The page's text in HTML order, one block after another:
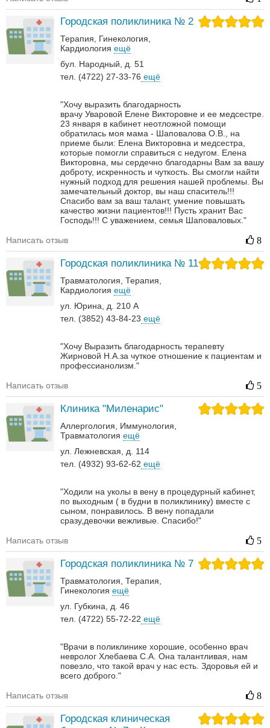
Городская поликлиника № 2
Терапия
Гинекология
Кардиология ещё
бул. Народный, д. 51
тел. (4722) 27-33-76 ещё
"Хочу выразить благодарность
врачу Уваровой Елене Викторовне и ее медсестре.
23 января в кабинет неотложной помощи
обратилась моя мама - Шаповалова О.В., на
приеме были: Елена Викторовна и медсестра,
которые помогли справиться с недугом. Елена
Викторовна, мы сердечно благодарны Вам за вашу
доброту, искренность и чуткость. Вы смогли найти
нужный подход для решения нашей проблемы. Вы
замечательный доктор, вы наш спаситель!!!
Спасибо вам за ваш талант, умение повышать
качество жизни пациентов!!! Пусть хранит Вас
Господь!!! С уважением, семья Шаповаловых."
Написать отзыв 8
Городская поликлиника № 11
Травматология Терапия
Кардиология ещё
ул. Юрина, д. 210 А
тел. (3852) 43-84-23 ещё
"Хочу Выразить благодарность терапевту
Жирновой Н.А.за чуткое отношение к пациентам и
профессианолизм."
Написать отзыв 5
Клиника "Миленарис"
Аллергология
Иммунология
Травматология ещё
ул. Лежневская, д. 114
тел. (4932) 93-62-62 ещё
"Ходили на уколы в вену в процедурный кабинет,
по выходным ( в будни в поликлинику) вместе с
сыном, понравилось. В вену попадали
сразу,девочки вежливые. Спасибо!"
Написать отзыв 5
Городская поликлиника № 7
Травматология Терапия
Гинекология ещё
ул. Губкина, д. 46
тел. (4722) 55-72-22 ещё
"Врачи в поликлинике хорошие, особенно врач
невролог Хлебаева С.А. Она талантливая, нам
повезло, что такой врач у нас есть. Здоровья ей и
всего доброго."
Написать отзыв 8
Городская клиническая